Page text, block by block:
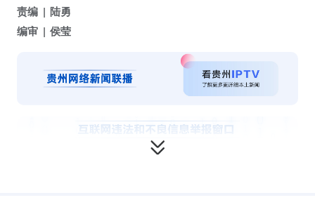
责编
陆勇
编审
侯莹